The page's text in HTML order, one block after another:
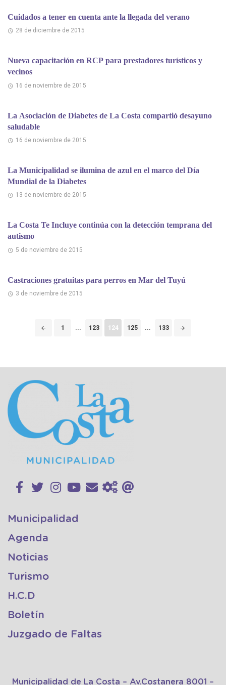
Cuidados a tener en cuenta ante la llegada del verano
28 de diciembre de 2015
Nueva capacitación en RCP para prestadores turísticos y
vecinos
16 de noviembre de 2015
La Asociación de Diabetes de La Costa compartió desayuno
saludable
16 de noviembre de 2015
La Municipalidad se ilumina de azul en el marco del Día
Mundial de la Diabetes
13 de noviembre de 2015
La Costa Te Incluye continúa con la detección temprana del
autismo
5 de noviembre de 2015
Castraciones gratuitas​ ​para perros​ ​en Mar del Tuyú
3 de noviembre de 2015
1 ... 123 124 125 ... 133
Municipalidad
Agenda
Noticias
Turismo
H.C.D
Boletín
Juzgado de Faltas
Municipalidad de La Costa – Av.Costanera 8001 –